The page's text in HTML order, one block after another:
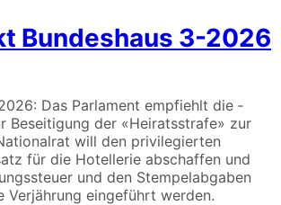
Bundeshaus 3-2026
Das ­Parlament empfiehlt die
Beseitigung der «Heiratsstrafe» zur
will den privilegierten
für die Hotellerie abschaffen und
und den Stempelabgaben
Verjährung eingeführt werden.